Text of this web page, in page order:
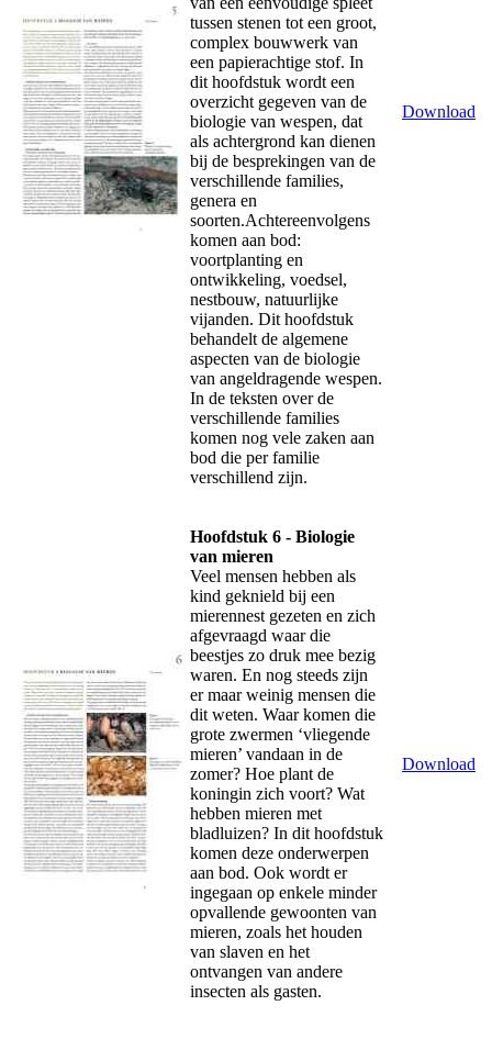
tussen stenen tot een groot,
complex bouwwerk van
een papierachtige stof. In
dit hoofdstuk wordt een
overzicht gegeven van de
biologie van wespen, dat
als achtergrond kan dienen
bij de besprekingen van de
verschillende families,
genera en
soorten.Achtereenvolgens
komen aan bod:
voortplanting en
ontwikkeling, voedsel,
nestbouw, natuurlijke
vijanden. Dit hoofdstuk
behandelt de algemene
aspecten van de biologie
van angeldragende wespen.
In de teksten over de
verschillende families
komen nog vele zaken aan
bod die per familie
verschillend zijn.
Download
Hoofdstuk 6 - Biologie
van mieren
Veel mensen hebben als
kind geknield bij een
mierennest gezeten en zich
afgevraagd waar die
beestjes zo druk mee bezig
waren. En nog steeds zijn
er maar weinig mensen die
dit weten. Waar komen die
grote zwermen ‘vliegende
mieren’ vandaan in de
zomer? Hoe plant de
koningin zich voort? Wat
hebben mieren met
bladluizen? In dit hoofdstuk
komen deze onderwerpen
aan bod. Ook wordt er
ingegaan op enkele minder
opvallende gewoonten van
mieren, zoals het houden
van slaven en het
ontvangen van andere
insecten als gasten.
Download